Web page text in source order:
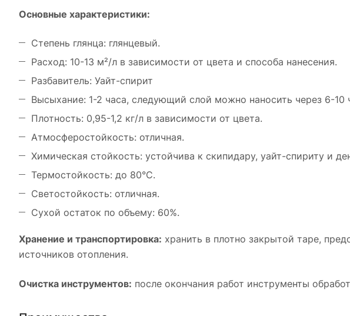
Основные характеристики:
Степень глянца: глянцевый.
Расход: 10-13 м²/л в зависимости от цвета и способа нанесения.
Разбавитель: Уайт-спирит
Высыхание: 1-2 часа, следующий слой можно наносить через 6-10
Плотность: 0,95-1,2 кг/л в зависимости от цвета.
Атмосферостойкость: отличная.
Химическая стойкость: устойчива к скипидару, уайт-спириту и
Термостойкость: до 80°C.
Светостойкость: отличная.
Сухой остаток по объему: 60%.
Хранение и транспортировка: хранить в плотно закрытой таре,
источников отопления.
Очистка инструментов: после окончания работ инструменты